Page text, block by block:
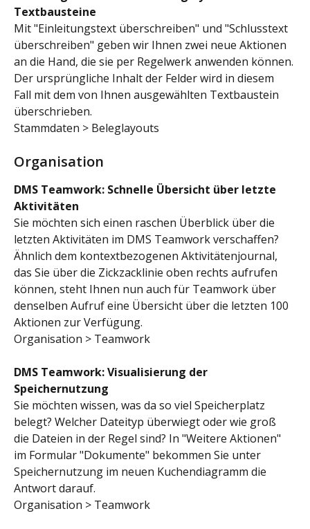
Textbausteine
Mit "Einleitungstext überschreiben" und "Schlusstext
überschreiben" geben wir Ihnen zwei neue Aktionen
an die Hand, die sie per Regelwerk anwenden können.
Der ursprüngliche Inhalt der Felder wird in diesem
Fall mit dem von Ihnen ausgewählten Textbaustein
überschrieben.
Stammdaten > Beleglayouts
Organisation
DMS Teamwork: Schnelle Übersicht über letzte
Aktivitäten
Sie möchten sich einen raschen Überblick über die
letzten Aktivitäten im DMS Teamwork verschaffen?
Ähnlich dem kontextbezogenen Aktivitätenjournal,
das Sie über die Zickzacklinie oben rechts aufrufen
können, steht Ihnen nun auch für Teamwork über
denselben Aufruf eine Übersicht über die letzten 100
Aktionen zur Verfügung.
Organisation > Teamwork
DMS Teamwork: Visualisierung der
Speichernutzung
Sie möchten wissen, was da so viel Speicherplatz
belegt? Welcher Dateityp überwiegt oder wie groß
die Dateien in der Regel sind? In "Weitere Aktionen"
im Formular "Dokumente" bekommen Sie unter
Speichernutzung im neuen Kuchendiagramm die
Antwort darauf.
Organisation > Teamwork